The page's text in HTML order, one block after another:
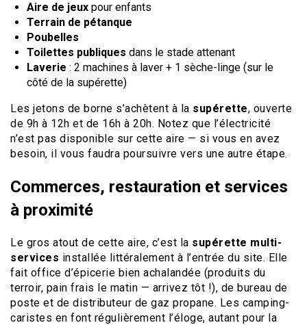
Aire de jeux pour enfants
Terrain de pétanque
Poubelles
Toilettes publiques dans le stade attenant
Laverie : 2 machines à laver + 1 sèche-linge (sur le
côté de la supérette)
Les jetons de borne s’achètent à la supérette, ouverte
de 9h à 12h et de 16h à 20h. Notez que l’électricité
n’est pas disponible sur cette aire — si vous en avez
besoin, il vous faudra poursuivre vers une autre étape.
Commerces, restauration et services
à proximité
Le gros atout de cette aire, c’est la supérette multi-
services installée littéralement à l’entrée du site. Elle
fait office d’épicerie bien achalandée (produits du
terroir, pain frais le matin — arrivez tôt !), de bureau de
poste et de distributeur de gaz propane. Les camping-
caristes en font régulièrement l’éloge, autant pour la